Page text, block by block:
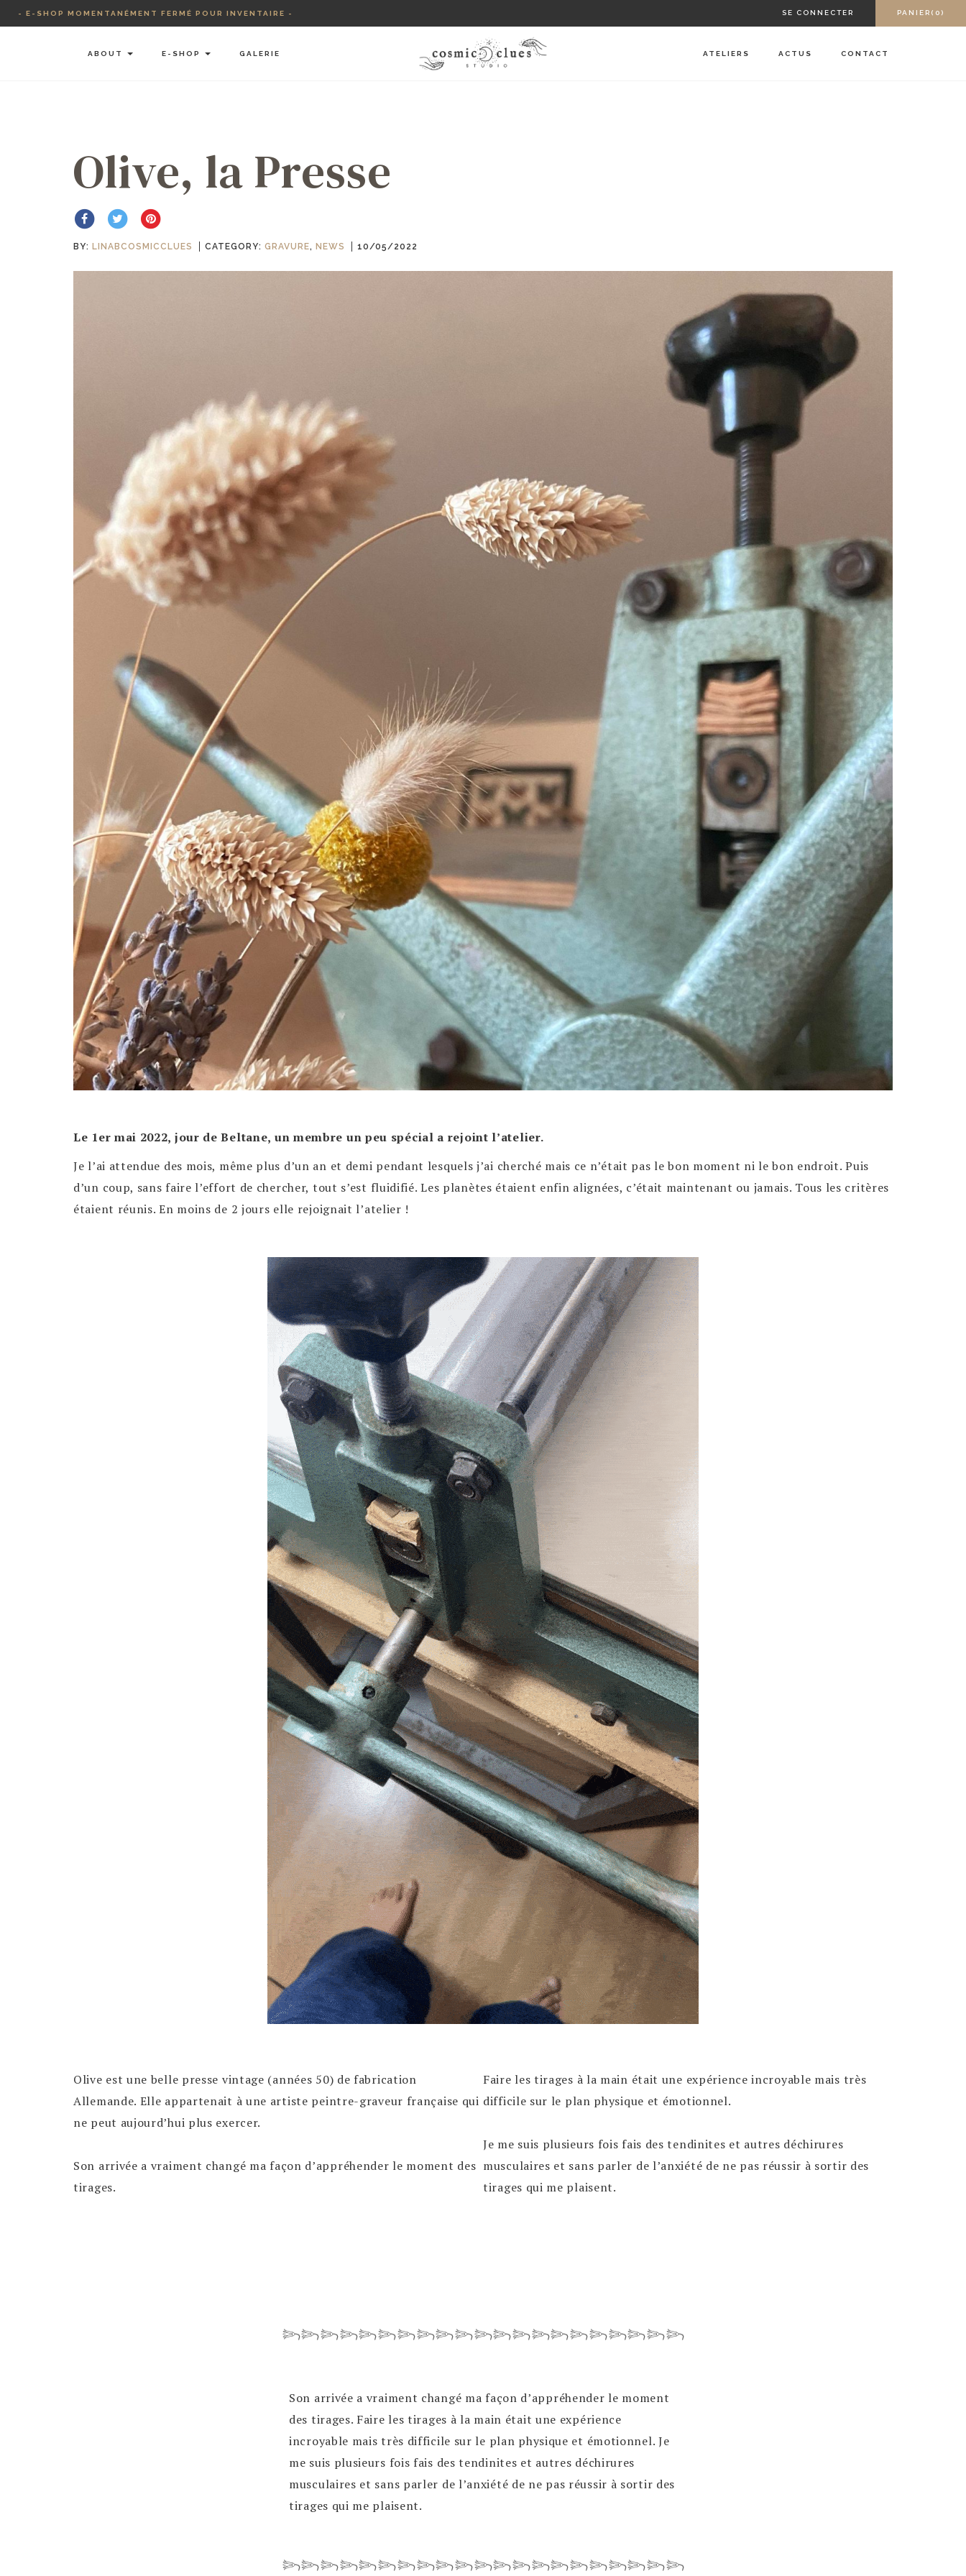
Skip
to
- E-SHOP MOMENTANÉMENT FERMÉ POUR INVENTAIRE - SE CONNECTER PANIER(0)
ABOUT E-SHOP GALERIE ATELIERS ACTUS CONTACT
Olive, la Presse
BY: LINABCOSMICCLUES CATEGORY: GRAVURE, NEWS 10/05/2022
Le 1er mai 2022, jour de Beltane, un membre un peu spécial a rejoint l’atelier.
Je l’ai attendue des mois, même plus d’un an et demi pendant lesquels j’ai cherché mais ce n’était pas le bon moment ni le bon endroit. Puis
d’un coup, sans faire l’effort de chercher, tout s’est fluidifié. Les planètes étaient enfin alignées, c’était maintenant ou jamais. Tous les critères
étaient réunis. En moins de 2 jours elle rejoignait l’atelier !
Olive est une belle presse vintage (années 50) de fabrication
Allemande. Elle appartenait à une artiste peintre-graveur française qui
ne peut aujourd’hui plus exercer.
Son arrivée a vraiment changé ma façon d’appréhender le moment des
tirages.
Faire les tirages à la main était une expérience incroyable mais très
difficile sur le plan physique et émotionnel.
Je me suis plusieurs fois fais des tendinites et autres déchirures
musculaires et sans parler de l’anxiété de ne pas réussir à sortir des
tirages qui me plaisent.
𓆸𓆸𓆸𓆸𓆸𓆸𓆸𓆸𓆸𓆸𓆸𓆸𓆸𓆸𓆸𓆸𓆸𓆸𓆸𓆸𓆸
Son arrivée a vraiment changé ma façon d’appréhender le moment
des tirages. Faire les tirages à la main était une expérience
incroyable mais très difficile sur le plan physique et émotionnel. Je
me suis plusieurs fois fais des tendinites et autres déchirures
musculaires et sans parler de l’anxiété de ne pas réussir à sortir des
tirages qui me plaisent.
𓆸𓆸𓆸𓆸𓆸𓆸𓆸𓆸𓆸𓆸𓆸𓆸𓆸𓆸𓆸𓆸𓆸𓆸𓆸𓆸𓆸